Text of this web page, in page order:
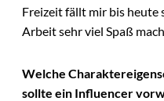
Freizeit fällt mir bis heute
Arbeit sehr viel Spaß
Welche
sollte ein Influencer